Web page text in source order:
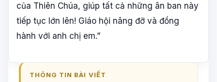
của Thiên Chúa, giúp tất cả những ân ban này
tiếp tục lớn lên! Giáo hội nâng đỡ và đồng
hành với anh chị em.”
THÔNG TIN BÀI VIẾT